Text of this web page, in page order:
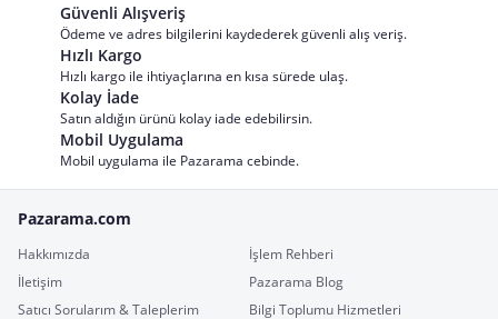
Güvenli Alışveriş
Ödeme ve adres bilgilerini kaydederek güvenli alış veriş.
Hızlı Kargo
Hızlı kargo ile ihtiyaçlarına en kısa sürede ulaş.
Kolay İade
Satın aldığın ürünü kolay iade edebilirsin.
Mobil Uygulama
Mobil uygulama ile Pazarama cebinde.
Pazarama.com
Hakkımızda
İşlem Rehberi
İletişim
Pazarama Blog
Satıcı Sorularım & Taleplerim
Bilgi Toplumu Hizmetleri